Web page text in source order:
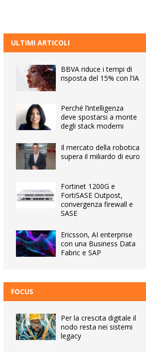
ULTIMI ARTICOLI
BBVA riduce i tempi di
risposta del 15% con l’IA
Perché l’intelligenza
deve spostarsi a monte
degli stack moderni
Il mercato della robotica
supera il miliardo di euro
Fortinet 1200G e
FortiSASE Outpost,
convergenza firewall e
SASE
Ericsson, AI enterprise
con una Business Data
Fabric e SAP
FOCUS
Per la crescita digitale il
nodo resta nei sistemi
legacy